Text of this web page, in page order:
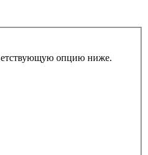
опцию ниже.